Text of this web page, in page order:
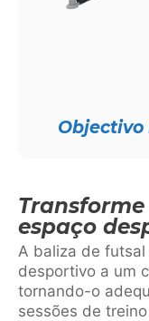
espaço
A baliza de
desportivo a um
tornando-o
sessões de